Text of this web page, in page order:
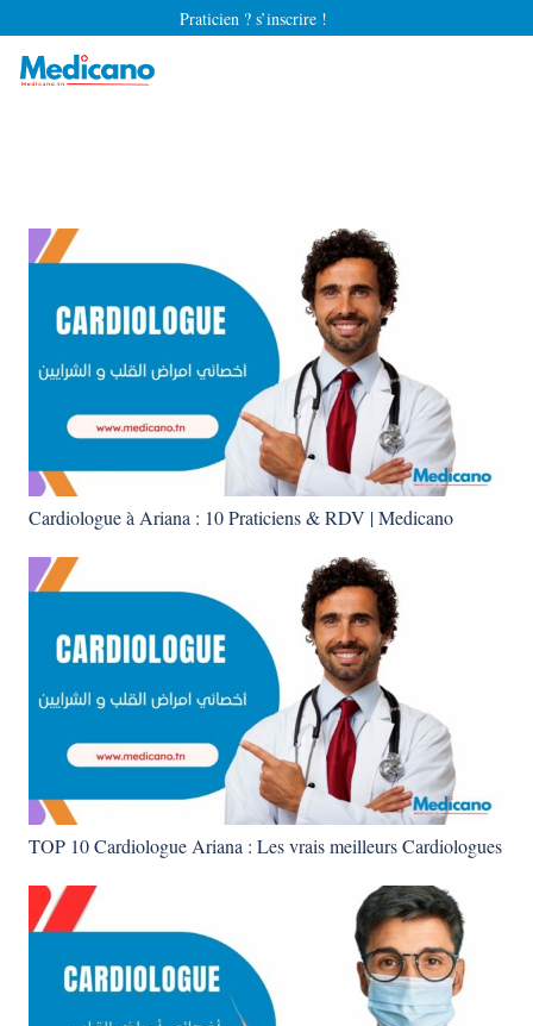
Praticien ? s’inscrire !
Cardiologue à Ariana : 10 Praticiens & RDV | Medicano
TOP 10 Cardiologue Ariana : Les vrais meilleurs Cardiologues